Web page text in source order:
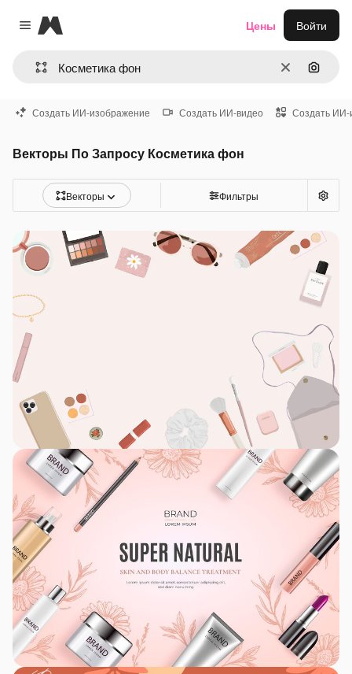
Close menu
Magnific
ОчиститьПоиск
Цены Войти
Создать ИИ-изображение Создать ИИ-видео Создать ИИ-
Векторы По Запросу Косметика фон
Векторы Фильтры